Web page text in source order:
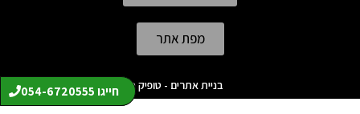
חייגו 054-6720555
מפת אתר
חייגו 054-6720555בניית אתרים - טופיק מדיה קידום אתרים - Webby